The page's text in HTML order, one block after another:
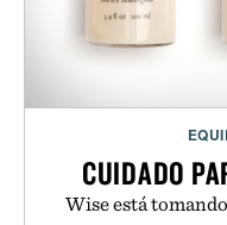
CUIDADO
Wise está